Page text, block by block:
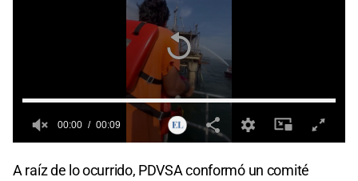
seconds
of
00:00 00:09
A raíz de lo ocurrido, PDVSA conformó un comité